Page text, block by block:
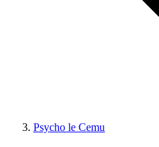
Psycho le Cemu